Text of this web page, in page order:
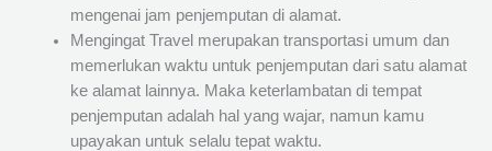
mengenai jam penjemputan di alamat.
Mengingat Travel merupakan transportasi umum dan
memerlukan waktu untuk penjemputan dari satu alamat
ke alamat lainnya. Maka keterlambatan di tempat
penjemputan adalah hal yang wajar, namun kamu
upayakan untuk selalu tepat waktu.